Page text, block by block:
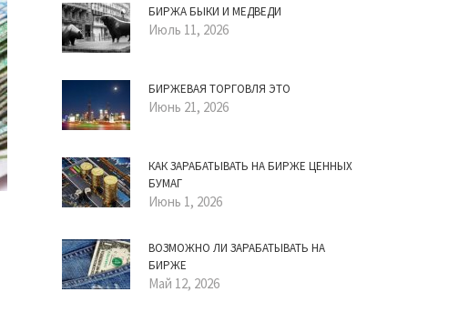
БИРЖА БЫКИ И МЕДВЕДИ
Июль 11, 2026
БИРЖЕВАЯ ТОРГОВЛЯ ЭТО
Июнь 21, 2026
КАК ЗАРАБАТЫВАТЬ НА БИРЖЕ ЦЕННЫХ
БУМАГ
Июнь 1, 2026
ВОЗМОЖНО ЛИ ЗАРАБАТЫВАТЬ НА
БИРЖЕ
Май 12, 2026